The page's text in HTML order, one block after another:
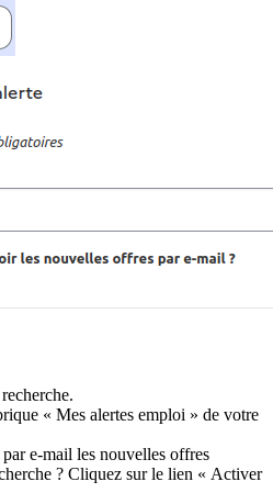
« Mes alertes emploi » de votre
e-mail les nouvelles offres
? Cliquez sur le lien « Activer